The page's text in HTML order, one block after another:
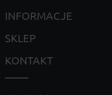
INFORMACJE
SKLEP
KONTAKT